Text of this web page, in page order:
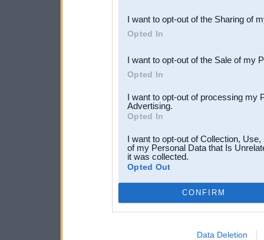
Downstream Participants
third parties.
I want to opt-out of the Sharing of
Opted In
I want to opt-out of the Sale of my
Opted In
I want to opt-out of processing my
Advertising.
Opted In
I want to opt-out of Collection,
of my Personal Data that Is
it was collected.
Opted Out
CONFIRM
Data Deletion